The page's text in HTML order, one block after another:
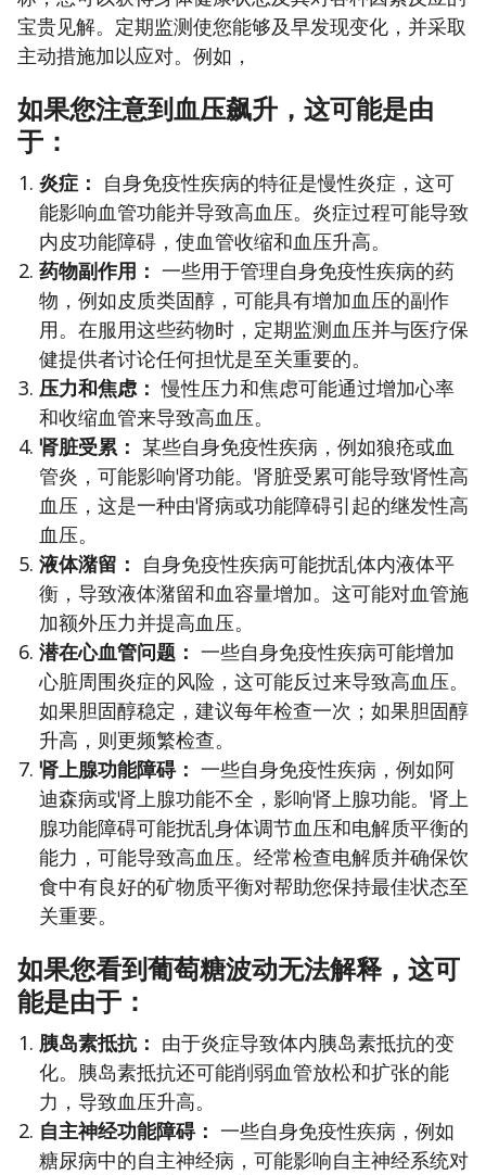
宝贵见解。定期监测使您能够及早发现变化，并采取
主动措施加以应对。例如，
如果您注意到血压飙升，这可能是由
于：
炎症： 自身免疫性疾病的特征是慢性炎症，这可
能影响血管功能并导致高血压。炎症过程可能导致
内皮功能障碍，使血管收缩和血压升高。
药物副作用： 一些用于管理自身免疫性疾病的药
物，例如皮质类固醇，可能具有增加血压的副作
用。在服用这些药物时，定期监测血压并与医疗保
健提供者讨论任何担忧是至关重要的。
压力和焦虑： 慢性压力和焦虑可能通过增加心率
和收缩血管来导致高血压。
肾脏受累： 某些自身免疫性疾病，例如狼疮或血
管炎，可能影响肾功能。肾脏受累可能导致肾性高
血压，这是一种由肾病或功能障碍引起的继发性高
血压。
液体潴留： 自身免疫性疾病可能扰乱体内液体平
衡，导致液体潴留和血容量增加。这可能对血管施
加额外压力并提高血压。
潜在心血管问题： 一些自身免疫性疾病可能增加
心脏周围炎症的风险，这可能反过来导致高血压。
如果胆固醇稳定，建议每年检查一次；如果胆固醇
升高，则更频繁检查。
肾上腺功能障碍： 一些自身免疫性疾病，例如阿
迪森病或肾上腺功能不全，影响肾上腺功能。肾上
腺功能障碍可能扰乱身体调节血压和电解质平衡的
能力，可能导致高血压。经常检查电解质并确保饮
食中有良好的矿物质平衡对帮助您保持最佳状态至
关重要。
如果您看到葡萄糖波动无法解释，这可
能是由于：
胰岛素抵抗： 由于炎症导致体内胰岛素抵抗的变
化。胰岛素抵抗还可能削弱血管放松和扩张的能
力，导致血压升高。
自主神经功能障碍： 一些自身免疫性疾病，例如
糖尿病中的自主神经病，可能影响自主神经系统对